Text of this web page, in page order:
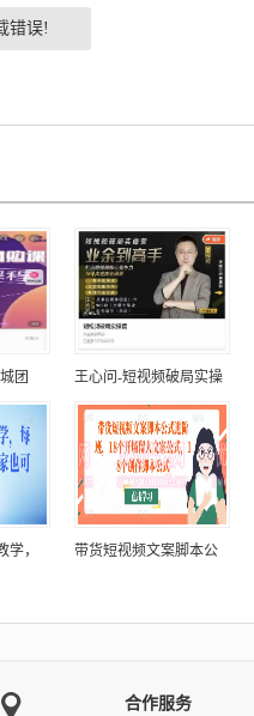
错误!
团 王心问-短视频破局实操
学， 带货短视频文案脚本公
合作服务